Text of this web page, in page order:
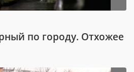
по городу. Отхожее